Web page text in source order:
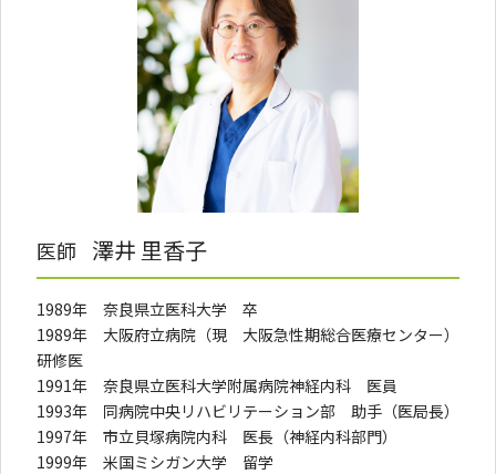
医師 澤井 里香子
1989年 奈良県立医科大学 卒
1989年 大阪府立病院（現 大阪急性期総合医療センター）
研修医
1991年 奈良県立医科大学附属病院神経内科 医員
1993年 同病院中央リハビリテーション部 助手（医局長）
1997年 市立貝塚病院内科 医長（神経内科部門）
1999年 米国ミシガン大学 留学